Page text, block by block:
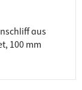
aus
100 mm